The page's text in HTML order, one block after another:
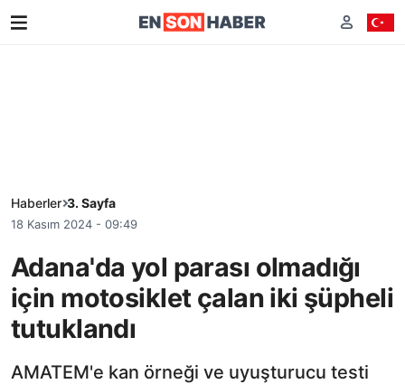
Haberler 3. Sayfa
18 Kasım 2024 - 09:49
Adana'da yol parası olmadığı
için motosiklet çalan iki şüpheli
tutuklandı
AMATEM'e kan örneği ve uyuşturucu testi